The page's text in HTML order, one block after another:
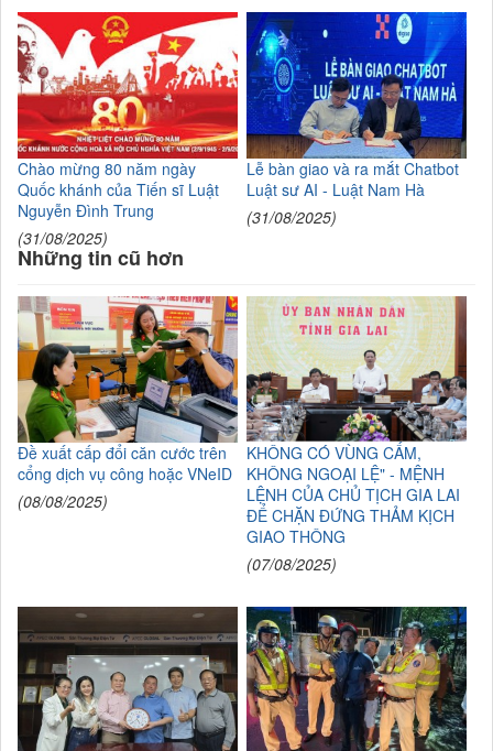
Chào mừng 80 năm ngày
Quốc khánh của Tiến sĩ Luật
Nguyễn Đình Trung
(31/08/2025)
Lễ bàn giao và ra mắt Chatbot
Luật sư AI - Luật Nam Hà
(31/08/2025)
Những tin cũ hơn
Đề xuất cấp đổi căn cước trên
cổng dịch vụ công hoặc VNeID
(08/08/2025)
KHÔNG CÓ VÙNG CẤM,
KHÔNG NGOẠI LỆ" - MỆNH
LỆNH CỦA CHỦ TỊCH GIA LAI
ĐỂ CHẶN ĐỨNG THẢM KỊCH
GIAO THÔNG
(07/08/2025)